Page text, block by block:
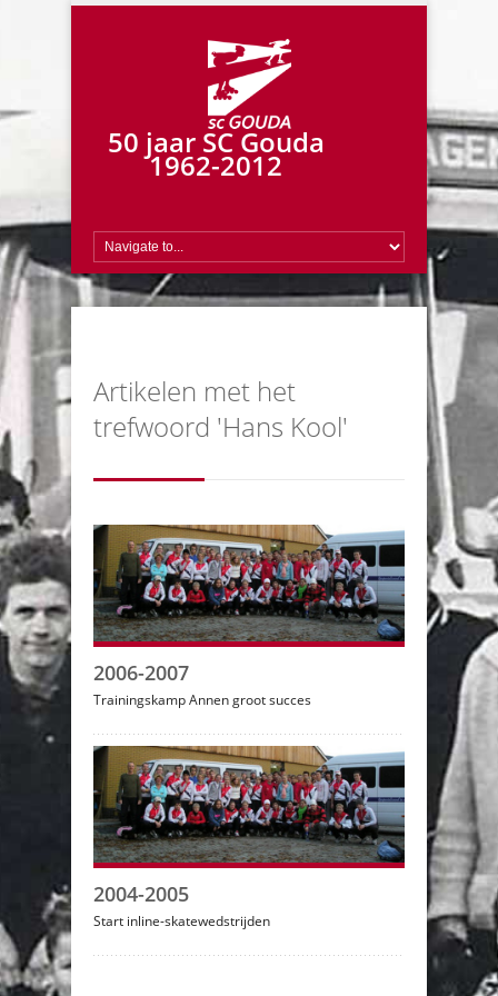
50 jaar SC Gouda
1962-2012
Artikelen met het
trefwoord 'Hans Kool'
2006-2007
Trainingskamp Annen groot succes
2004-2005
Start inline-skatewedstrijden